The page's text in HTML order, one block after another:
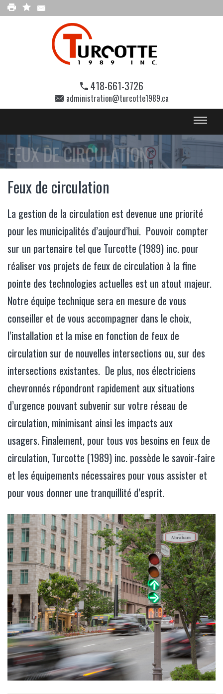
418-661-3726
administration@turcotte1989.ca
FEUX DE CIRCULATION
Feux de circulation
La gestion de la circulation est devenue une priorité
pour les municipalités d’aujourd’hui. Pouvoir compter
sur un partenaire tel que Turcotte (1989) inc. pour
réaliser vos projets de feux de circulation à la fine
pointe des technologies actuelles est un atout majeur.
Notre équipe technique sera en mesure de vous
conseiller et de vous accompagner dans le choix,
l’installation et la mise en fonction de feux de
circulation sur de nouvelles intersections ou, sur des
intersections existantes. De plus, nos électriciens
chevronnés répondront rapidement aux situations
d’urgence pouvant subvenir sur votre réseau de
circulation, minimisant ainsi les impacts aux
usagers. Finalement, pour tous vos besoins en feux de
circulation, Turcotte (1989) inc. possède le savoir-faire
et les équipements nécessaires pour vous assister et
pour vous donner une tranquillité d’esprit.